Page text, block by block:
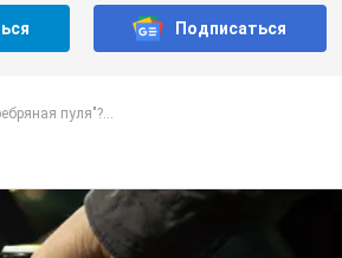
чего ожидать
переписали стоимость топлива